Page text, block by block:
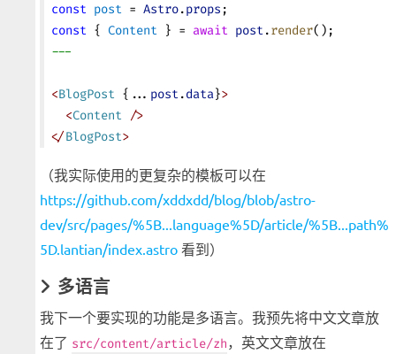
const post = Astro.props ;
const { Content } = await post .render();
---
<BlogPost {... post .data}>
  <
Content />
</BlogPost>
（我实际使用的更复杂的模板可以在
https://github.com/xddxdd/blog/blob/astro-
dev/src/pages/%5B...language%5D/article/%5B...path%
5D.lantian/index.astro 看到）
多语言
我下一个要实现的功能是多语言。我预先将中文文章放
在了 src/content/article/zh，英文文章放在